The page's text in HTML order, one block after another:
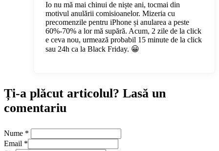
Io nu mă mai chinui de niște ani, tocmai din
motivul anulării comisioanelor. Mizeria cu
precomenzile pentru iPhone și anularea a peste
60%-70% a lor mă supără. Acum, 2 zile de la click
e ceva nou, urmează probabil 15 minute de la click
sau 24h ca la Black Friday. 😀
Ți-a plăcut articolul? Lasă un
comentariu
Nume *
Email *